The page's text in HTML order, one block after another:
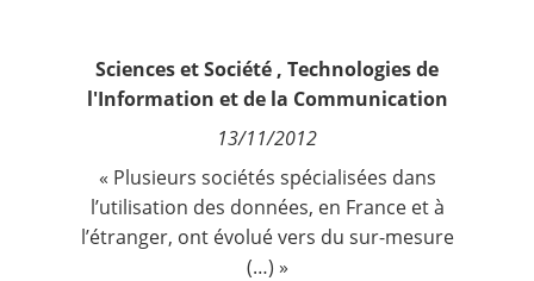
ContactSciences et Société , Technologies de
l'Information et de la Communication
13/11/2012
« Plusieurs sociétés spécialisées dans
l’utilisation des données, en France et à
l’étranger, ont évolué vers du sur-mesure
(…) »